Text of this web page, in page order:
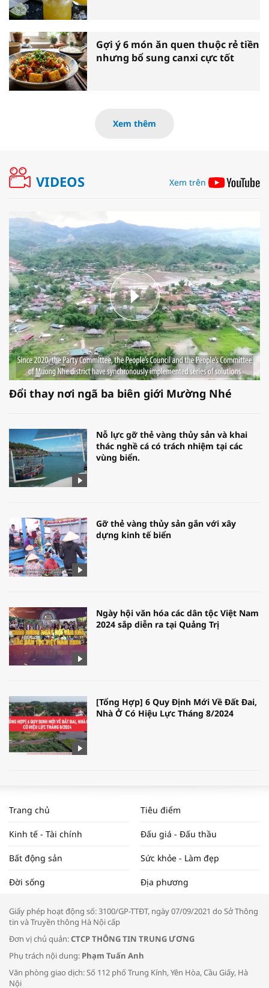
Gợi ý 6 món ăn quen thuộc rẻ tiền
nhưng bổ sung canxi cực tốt
Xem thêm
VIDEOS Xem trên
Đổi thay nơi ngã ba biên giới Mường Nhé
Nỗ lực gỡ thẻ vàng thủy sản và khai
thác nghề cá có trách nhiệm tại các
vùng biển.
Gỡ thẻ vàng thủy sản gắn với xây
dựng kinh tế biển
Ngày hội văn hóa các dân tộc Việt Nam
2024 sắp diễn ra tại Quảng Trị
[Tổng Hợp] 6 Quy Định Mới Về Đất Đai,
Nhà Ở Có Hiệu Lực Tháng 8/2024
NAM NĂM 2024 VÀ NĂM 2025 | NHỊP
ĐẬP THỊ TRƯỜNG #62
Tọa đàm “Xúc tiến thương mại: Khơi
Bác sĩ tư vấn cách phòng tránh bệnh
đường hô hấp trong thời tiết giao mùa
Trang chủ Tiêu điểm
Kinh tế - Tài chính Đấu giá - Đấu thầu
Bất động sản Sức khỏe - Làm đẹp
Đời sống Địa phương
Giấy phép hoạt động số: 3100/GP-TTĐT, ngày 07/09/2021 do Sở Thông
tin và Truyền thông Hà Nội cấp
Đơn vị chủ quản:CTCP THÔNG TIN TRUNG ƯƠNG
Phụ trách nội dung: Phạm Tuấn Anh
Văn phòng giao dịch: Số 112 phố Trung Kính, Yên Hòa, Cầu Giấy, Hà
Nội